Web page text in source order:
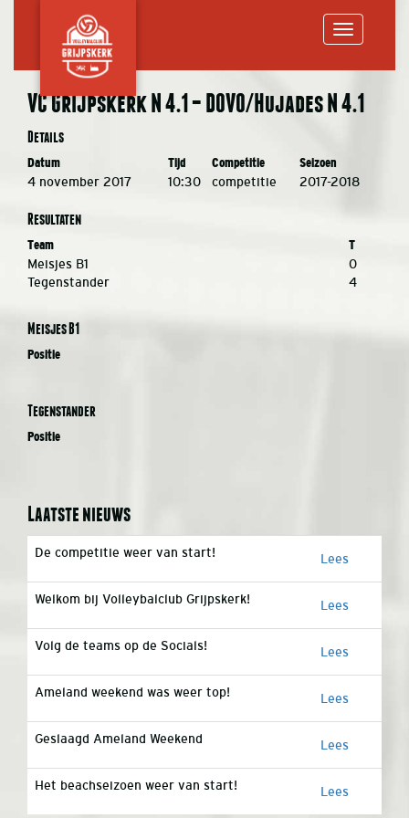
VC Grijpskerk N 4.1 – DOVO/Hujades N 4.1
Details
Datum Tijd Competitie Seizoen
4 november 2017 10:30 competitie 2017-2018
Resultaten
Team T
Meisjes B1
0
Tegenstander
4
Meisjes B1
Positie
Tegenstander
Positie
Laatste nieuws
De competitie weer van start! Lees
Welkom bij Volleybalclub Grijpskerk! Lees
Volg de teams op de Socials! Lees
Ameland weekend was weer top! Lees
Geslaagd Ameland Weekend Lees
Het beachseizoen weer van start! Lees